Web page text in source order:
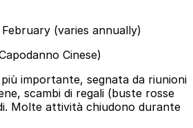
(varies annually)
Cinese)
importante, segnata da riunioni
scambi di regali (buste rosse
Molte attività chiudono durante